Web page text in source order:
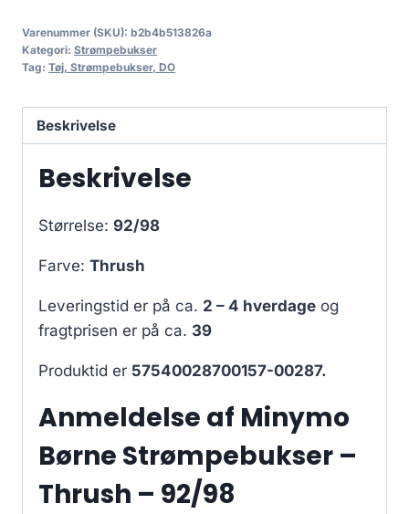
Varenummer (SKU): b2b4b513826a
Kategori: Strømpebukser
Tag: Tøj, Strømpebukser, DO
Beskrivelse
Beskrivelse
Størrelse: 92/98
Farve: Thrush
Leveringstid er på ca. 2 – 4 hverdage og
fragtprisen er på ca. 39
Produktid er 57540028700157-00287.
Anmeldelse af Minymo
Børne Strømpebukser –
Thrush – 92/98